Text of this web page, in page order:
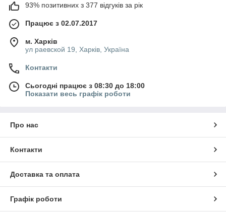
93% позитивних з 377 відгуків за рік
Працює з 02.07.2017
м. Харків
ул раевской 19, Харків, Україна
Контакти
Сьогодні працює з 08:30 до 18:00
Показати весь графік роботи
Про нас
Контакти
Доставка та оплата
Графік роботи